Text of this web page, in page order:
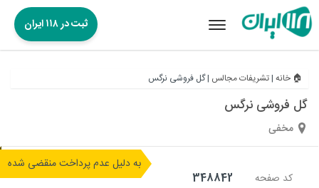
Toggle
ثبت در ۱۱۸ ایران
🏠 خانه|تشریفات مجالس|گل فروشی نرگس
گل فروشی نرگس
مخفی
به دلیل عدم پرداخت منقضی شده
کد صفحه
348842